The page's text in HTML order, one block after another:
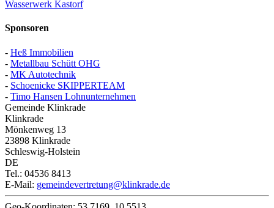
Wasserwerk Kastorf
Sponsoren
- Heß Immobilien
- Metallbau Schütt OHG
- MK Autotechnik
- Schoenicke SKIPPERTEAM
- Timo Hansen Lohnunternehmen
Gemeinde Klinkrade
Klinkrade
Mönkenweg 13
23898 Klinkrade
Schleswig-Holstein
DE
Tel.: 04536 8413
E-Mail: gemeindevertretung@klinkrade.de